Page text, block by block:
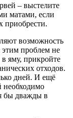
– выстелите
матами, если
приобрести.
возможность
этим проблем не
в яму, прикройте
отходов.
дней. И ещё
необходимо
бы дважды в